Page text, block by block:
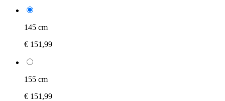
145 cm
€ 151,99
155 cm
€ 151,99